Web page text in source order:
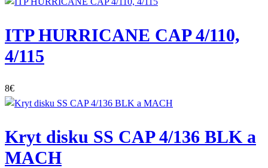
ITP HURRICANE CAP 4/110,
4/115
8€
Kryt disku SS CAP 4/136 BLK a
MACH